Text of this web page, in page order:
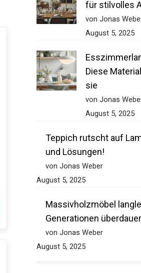
für stilvolles
von Jonas
August 5, 2025
Diese
sie
von Jonas
August 5, 2025
Teppich rutscht auf
und Lösungen!
von Jonas Weber
August 5, 2025
Massivholzmöbel
Generationen
von Jonas Weber
August 5, 2025